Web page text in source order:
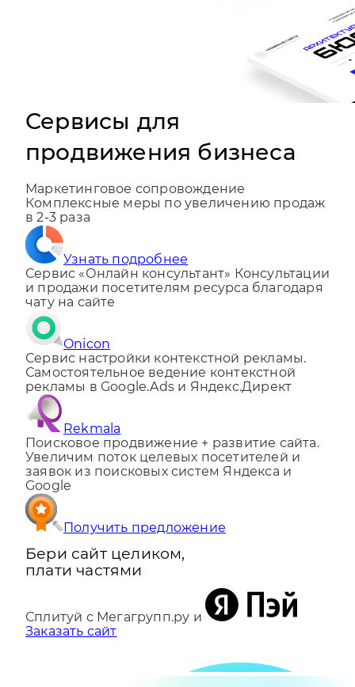
Сервисы для
продвижения бизнеса
Маркетинговое сопровождение
Комплексные меры по увеличению продаж
в 2-3 раза
Узнать подробнее
Сервис «Онлайн консультант»Консультации
и продажи посетителям ресурса благодаря
чату на сайте
Onicon
Сервис настройки контекстной рекламы.
Самостоятельное ведение контекстной
рекламы в Google.Ads и Яндекс.Директ
Rekmala
Поисковое продвижение + развитие сайта.
Увеличим поток целевых посетителей и
заявок из поисковых систем Яндекса и
Google
Бери сайт целиком,
Сплитуй с Мегагрупп.ру и